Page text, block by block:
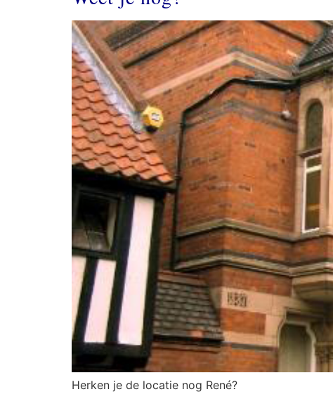
Herken je de locatie nog René?